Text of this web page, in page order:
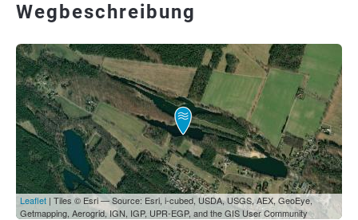
Wegbeschreibung
Leaflet | Tiles © Esri — Source: Esri, i-cubed, USDA, USGS, AEX, GeoEye,
Getmapping, Aerogrid, IGN, IGP, UPR-EGP, and the GIS User Community